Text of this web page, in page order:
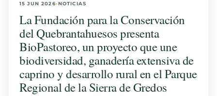
15 JUN 2026•NOTICIAS
La Fundación para la Conservación
del Quebrantahuesos presenta
BioPastoreo, un proyecto que une
biodiversidad, ganadería extensiva de
caprino y desarrollo rural en el Parque
Regional de la Sierra de Gredos